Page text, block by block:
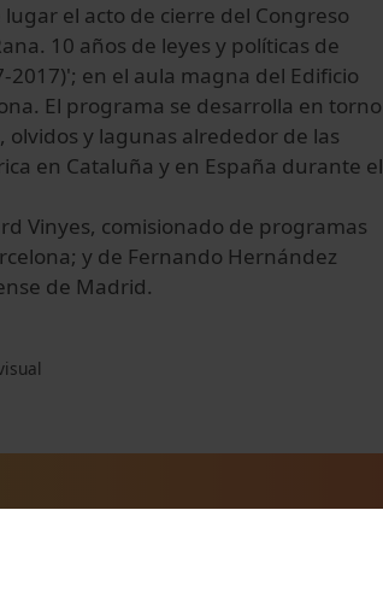
el acto de cierre del Congreso
10 años de leyes y políticas de
en el aula magna del Edificio
El programa se desarrolla en torno
olvidos y lagunas alrededor de las
en Cataluña y en España durante el
Vinyes, comisionado de programas
y de Fernando Hernández
de Madrid.